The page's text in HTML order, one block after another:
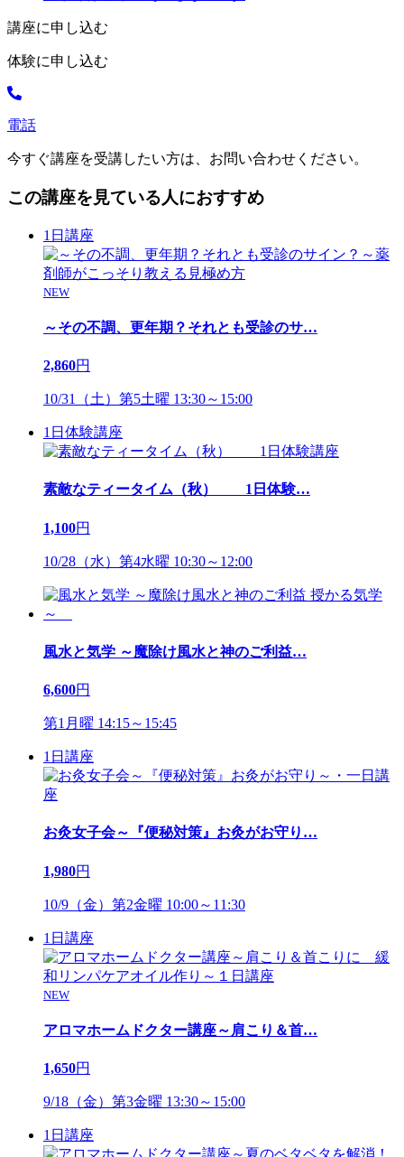
講座に申し込む
体験に申し込む
電話
今すぐ講座を受講したい方は、お問い合わせください。
この講座を見ている人におすすめ
1日講座
NEW
～その不調、更年期？それとも受診のサ…
2,860円
10/31（土）第5土曜 13:30～15:00
1日体験講座
素敵なティータイム（秋） 1日体験…
1,100円
10/28（水）第4水曜 10:30～12:00
風水と気学 ～魔除け風水と神のご利益…
6,600円
第1月曜 14:15～15:45
1日講座
お灸女子会～『便秘対策』お灸がお守り …
1,980円
10/9（金）第2金曜 10:00～11:30
1日講座
NEW
アロマホームドクター講座～肩こり＆首…
1,650円
9/18（金）第3金曜 13:30～15:00
1日講座